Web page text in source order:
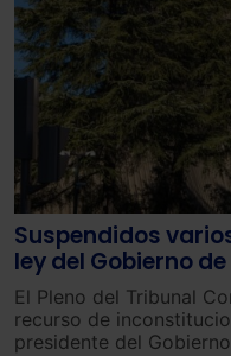
Suspendidos
ley del Gobierno
energética
El Pleno del Tribunal
recurso de inconstituc
presidente del Gobierno